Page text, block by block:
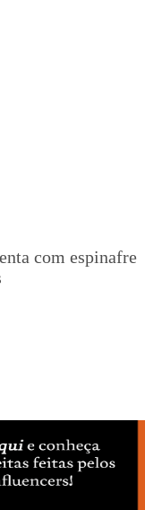
com espinafre